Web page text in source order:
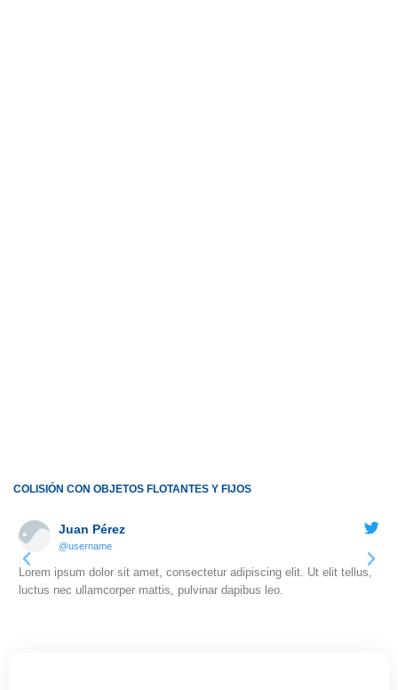
COLISIÓN CON OBJETOS FLOTANTES Y FIJOS
Juan Pérez
@username
Lorem ipsum dolor sit amet, consectetur adipiscing elit. Ut elit tellus,
luctus nec ullamcorper mattis, pulvinar dapibus leo.